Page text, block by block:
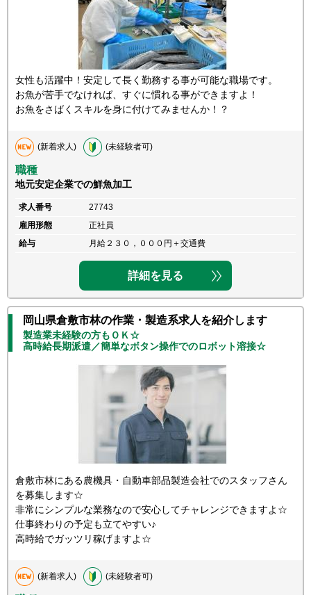
女性も活躍中！安定して長く勤務する事が可能な職場です。
お魚が苦手でなければ、すぐに慣れる事ができますよ！
お魚をさばくスキルを身に付けてみませんか！？
(新着求人) (未経験者可)
職種
地元安定企業での鮮魚加工
求人番号
27743
雇用形態
正社員
給与
月給２３０，０００円＋交通費
詳細を見る
岡山県倉敷市林の作業・製造系求人を紹介します
製造業未経験の方もＯＫ☆
高時給長期派遣／簡単なボタン操作でのロボット溶接☆
倉敷市林にある農機具・自動車部品製造会社でのスタッフさん
を募集します☆
非常にシンプルな業務なので安心してチャレンジできますよ☆
仕事終わりの予定も立てやすい♪
高時給でガッツリ稼げますよ☆
(新着求人) (未経験者可)